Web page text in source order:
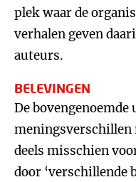
plek waar de
verhalen geven
auteurs.
BELEVINGEN
De bovengenoemde
meningsverschillen
deels misschien
door ‘verschillende